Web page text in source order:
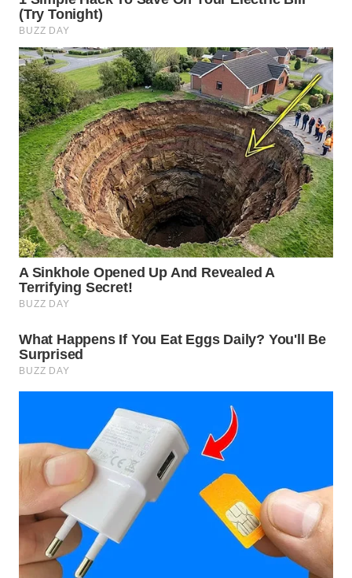
KEPULAUAN
SERIBU
WN
TANGERANG
WN
BINJAI
WN
CIREBON
WN
INDRAMAYU
WN
WN
MAJALENGKA
SUKABUMI
WN
PURWAKARTA